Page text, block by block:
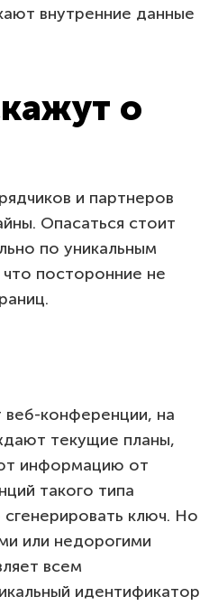
внутренние данные
о
и партнеров
Опасаться стоит
по уникальным
посторонние не
конференции, на
текущие планы,
информацию от
такого типа
ключ. Но
или недорогими
всем
идентификатор